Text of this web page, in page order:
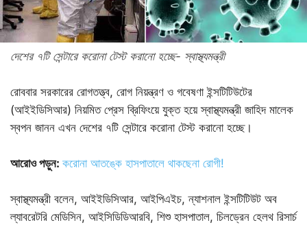
দেশের ৭টি সেন্টারে করোনা টেস্ট করানো হচ্ছে- স্বাস্থ্যমন্ত্রী
রোববার সরকারের রোগতত্ত্ব, রোগ নিয়ন্ত্রণ ও গবেষণা ইন্সটিটিউটের
(আইইডিসিআর) নিয়মিত প্রেস ব্রিফিংয়ে যুক্ত হয়ে স্বাস্থ্যমন্ত্রী জাহিদ মালেক
স্বপন জানন এখন দেশের ৭টি সেন্টারে করোনা টেস্ট করানো হচ্ছে।
আরোও পড়ুন: করোনা আতঙ্কে হাসপাতালে থাকছেনা রোগী!
স্বাস্থ্যমন্ত্রী বলেন, আইইডিসিআর, আইপিএইচ, ন্যাশনাল ইন্সটিটিউট অব
ল্যাবরেটরি মেডিসিন, আইসিডিডিআরবি, শিশু হাসপাতাল, চিলড্রেন হেলথ রিসার্চ